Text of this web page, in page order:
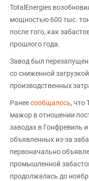
TotalEnergies
мощностью 600 тыс.
после того, как
прошлого года.
Завод был перезапущен
со сниженной
производственных
Ранеесообщалось, что
мажор в отношении
заводах в Гонфревиль
объявленных из-за
первоначально
промышленной
продолжалась до